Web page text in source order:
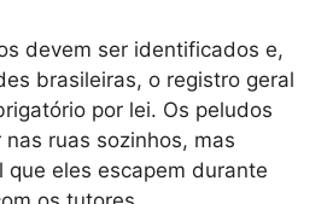
devem ser identificados e,
brasileiras, o registro geral
por lei. Os peludos
ruas sozinhos, mas
que eles escapem durante